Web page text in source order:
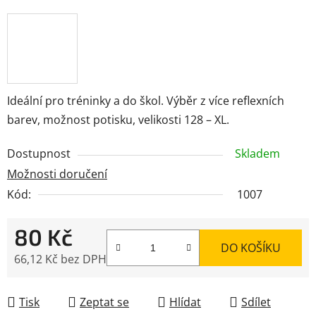
Ideální pro tréninky a do škol. Výběr z více reflexních
barev, možnost potisku, velikosti 128 – XL.
Dostupnost
Skladem
Možnosti doručení
Kód:
1007
80 Kč
66,12 Kč bez DPH
DO KOŠÍKU
Tisk Zeptat se Hlídat Sdílet